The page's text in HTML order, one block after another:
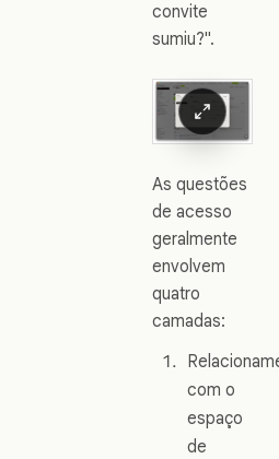
convite
sumiu?".
As questões
de acesso
geralmente
envolvem
quatro
camadas:
com o
espaço
de